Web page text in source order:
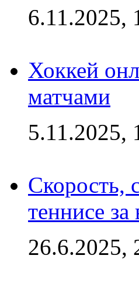
6.11.2025,
Хоккей
матчами
5.11.2025,
Скорость,
теннисе
26.6.2025,